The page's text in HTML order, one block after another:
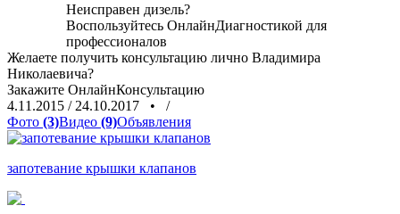
Неисправен дизель?
Воспользуйтесь ОнлайнДиагностикой для
профессионалов
Желаете получить консультацию лично Владимира
Николаевича?
Закажите ОнлайнКонсультацию
4.11.2015 / 24.10.2017 •
/
Фото (3)Видео (9)Объявления
запотевание крышки клапанов